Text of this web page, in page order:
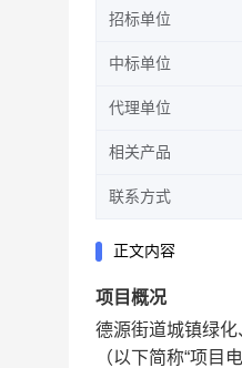
招标单位
中标单位
代理单位
相关产品
联系方式
正文内容
项目概况
德源街道城镇绿
（以下简称“项目